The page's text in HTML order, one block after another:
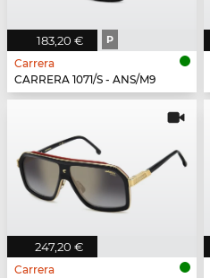
183,20 € P
Carrera
CARRERA 1071/S - ANS/M9
247,20 €
Carrera